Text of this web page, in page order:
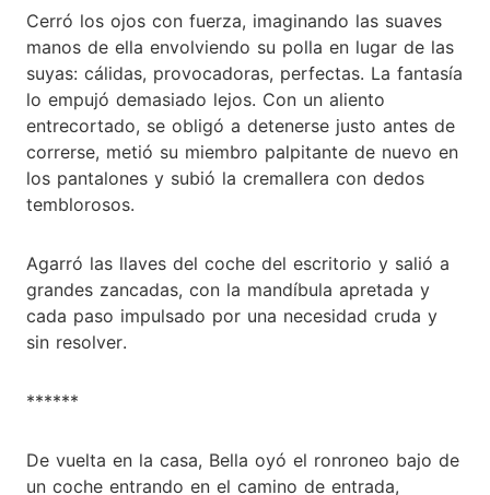
Cerró los ojos con fuerza, imaginando las suaves
manos de ella envolviendo su polla en lugar de las
suyas: cálidas, provocadoras, perfectas. La fantasía
lo empujó demasiado lejos. Con un aliento
entrecortado, se obligó a detenerse justo antes de
correrse, metió su miembro palpitante de nuevo en
los pantalones y subió la cremallera con dedos
temblorosos.
Agarró las llaves del coche del escritorio y salió a
grandes zancadas, con la mandíbula apretada y
cada paso impulsado por una necesidad cruda y
sin resolver.
******
De vuelta en la casa, Bella oyó el ronroneo bajo de
un coche entrando en el camino de entrada,